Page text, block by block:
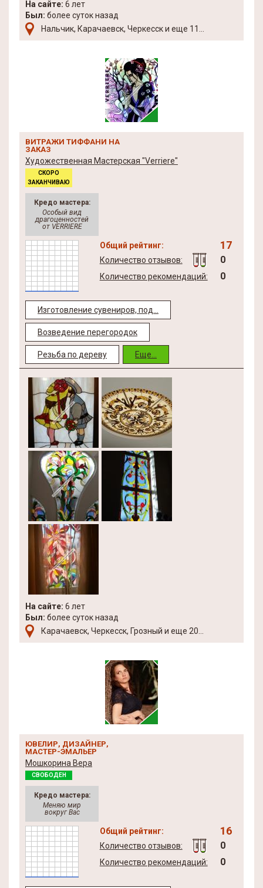
На сайте: 6 лет
Был: более суток назад
Нальчик, Карачаевск, Черкесск и еще 11...
ВИТРАЖИ ТИФФАНИ НА
ЗАКАЗ
Художественная Мастерская "Verriere"
СКОРО
ЗАКАНЧИВАЮ
Кредо мастера:
Особый вид
драгоценностей
от VERRIERE
Общий рейтинг: 17
Количество отзывов: 0
Количество рекомендаций: 0
Изготовление сувениров, под...
Возведение перегородок
Резьба по дереву Еще...
На сайте: 6 лет
Был: более суток назад
Карачаевск, Черкесск, Грозный и еще 20...
ЮВЕЛИР, ДИЗАЙНЕР,
МАСТЕР-ЭМАЛЬЕР
Мошкорина Вера
СВОБОДЕН
Кредо мастера:
Меняю мир
вокруг Вас
Общий рейтинг: 16
Количество отзывов: 0
Количество рекомендаций: 0